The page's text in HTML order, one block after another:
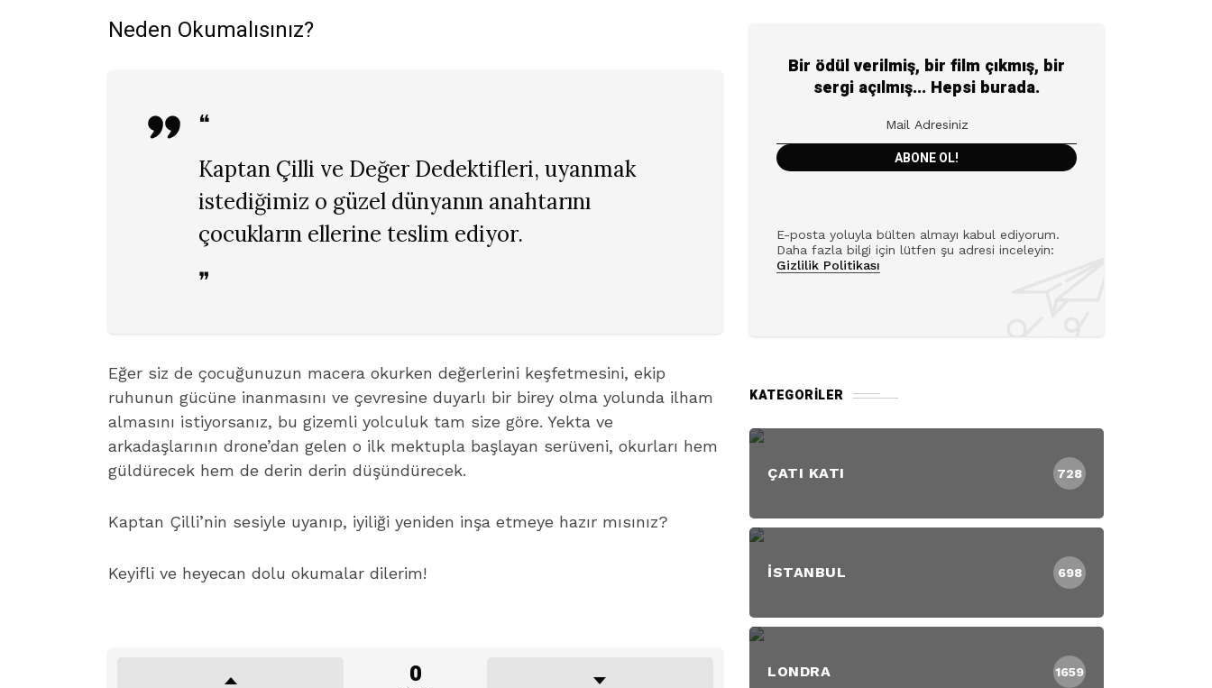
Neden Okumalısınız?
❝
Kaptan Çilli ve Değer Dedektifleri, uyanmak
istediğimiz o güzel dünyanın anahtarını
çocukların ellerine teslim ediyor.
❞
Eğer siz de çocuğunuzun macera okurken değerlerini keşfetmesini, ekip
ruhunun gücüne inanmasını ve çevresine duyarlı bir birey olma yolunda ilham
almasını istiyorsanız, bu gizemli yolculuk tam size göre. Yekta ve
arkadaşlarının drone’dan gelen o ilk mektupla başlayan serüveni, okurları hem
güldürecek hem de derin derin düşündürecek.
Kaptan Çilli’nin sesiyle uyanıp, iyiliği yeniden inşa etmeye hazır mısınız?
Keyifli ve heyecan dolu okumalar dilerim!
0
Bir ödül verilmiş, bir film çıkmış, bir
sergi açılmış... Hepsi burada.
E-posta yoluyla bülten almayı kabul ediyorum.
Daha fazla bilgi için lütfen şu adresi inceleyin:
Gizlilik Politikası
KATEGORILER
ÇATI KATI 728
İSTANBUL 698
LONDRA 1659